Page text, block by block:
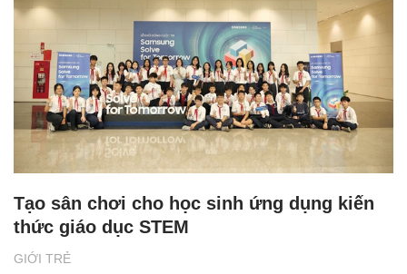
GIỚI TRẺ
Tạo sân chơi cho học sinh ứng dụng kiến
thức giáo dục STEM